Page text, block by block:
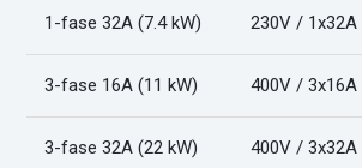
1-fase 32A (7.4 kW) 230V / 1x32A
3-fase 16A (11 kW) 400V / 3x16A
3-fase 32A (22 kW) 400V / 3x32A